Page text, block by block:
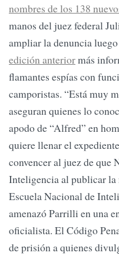
nombres de los 138
manos del juez federal
ampliar la denuncia
edición anteriormás
flamantes espías con
camporistas. “Está muy
aseguran quienes lo
apodo de “Alfred” en
quiere llenar el
convencer al juez de
Inteligencia al publicar la
Escuela Nacional de
amenazó Parrilli en una
oficialista. El Código
de prisión a quienes